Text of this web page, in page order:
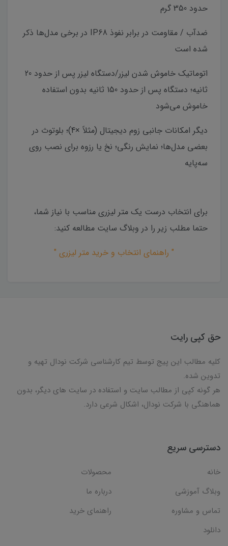
حدود 350 گرم
ضدآب / مقاومت در برابر نفوذ IP68 در برخی مدل‌ها ذکر
شده است
اتوماتیک خاموش شدن لیزر/دستگاه لیزر پس از حدود 20
ثانیه؛ دستگاه پس از حدود 150 ثانیه بدون استفاده
خاموش می‌شود
دیگر امکانات جانبی زوم دیجیتال (مثلاً ×4)؛ بلوتوث در
بعضی مدل‌ها؛ نمایش رنگی؛ نخ یا رزوه برای نصب روی
سه‌پایه
برای انتخاب درست یک متر لیزری مناسب با نیاز شما،
حتما مطلب زیر را در وبلاگ سایت مطالعه کنید:
" راهنمای انتخاب و خرید متر لیزری "
حق کپی رایت
کلیه مطالب این پیج توسط تیم کارشناسی شرکت نودال تهیه و
تدوین شده.
هر گونه کپی از مطالب سایت و استفاده در سایت های دیگر، بدون
هماهنگی با شرکت نودال، اشکال شرعی دارد.
دسترسی سریع
خانه
محصولات
وبلاگ آموزشی
درباره ما
تماس و مشاوره
راهنمای خرید
دانلود